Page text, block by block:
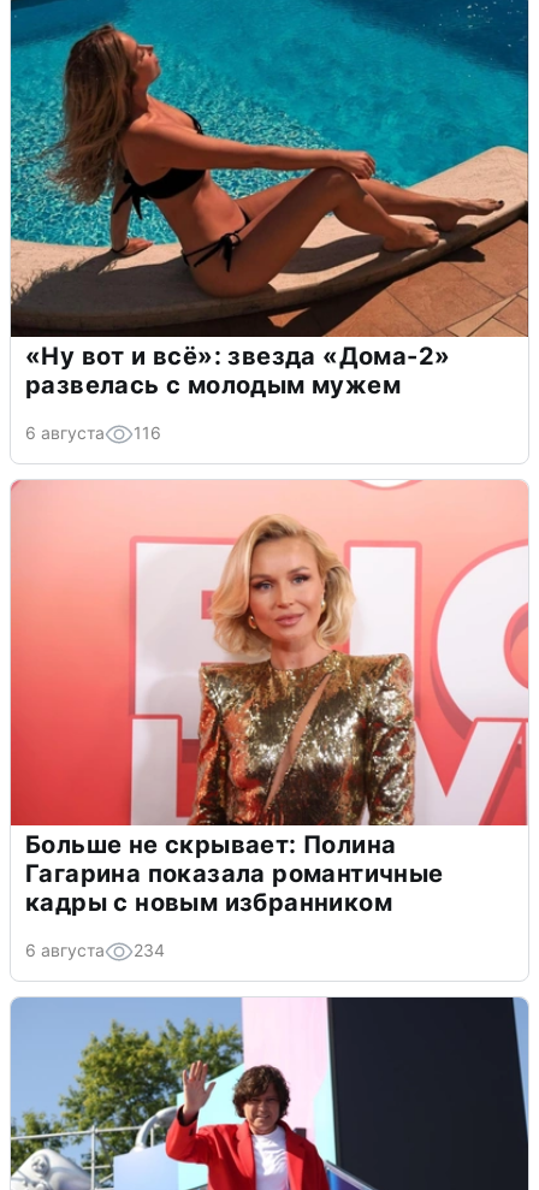
«Ну вот и всё»: звезда «Дома-2»
развелась с молодым мужем
6 августа 116
Больше не скрывает: Полина
Гагарина показала романтичные
кадры с новым избранником
6 августа 234